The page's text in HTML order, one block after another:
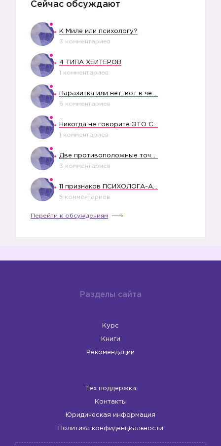
Сейчас обсуждают
К Миле или психологу?
3 комментариев
4 ТИПА ХЕЙТЕРОВ
1 комментариев
6 комментариев
1 комментариев
3 комментариев
5 комментариев
Перейти к обсуждениям
Разделы сайта
Курс
Книги
Рекомендации
Тех поддержка
Контакты
Юридическая информация
Политика конфиденциальности